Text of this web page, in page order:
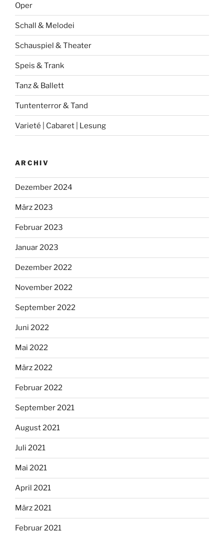
Oper
Schall & Melodei
Schauspiel & Theater
Speis & Trank
Tanz & Ballett
Tuntenterror & Tand
Varieté | Cabaret | Lesung
ARCHIV
Dezember 2024
März 2023
Februar 2023
Januar 2023
Dezember 2022
November 2022
September 2022
Juni 2022
Mai 2022
März 2022
Februar 2022
September 2021
August 2021
Juli 2021
Mai 2021
April 2021
März 2021
Februar 2021